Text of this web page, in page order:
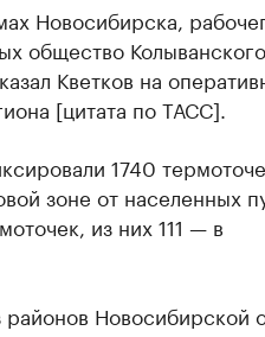
Новосибирска,
общество Колыванского,
Кветков на
[цитата по ТАСС].
1740
зоне от населенных
из них 111 — в
Новосибирской